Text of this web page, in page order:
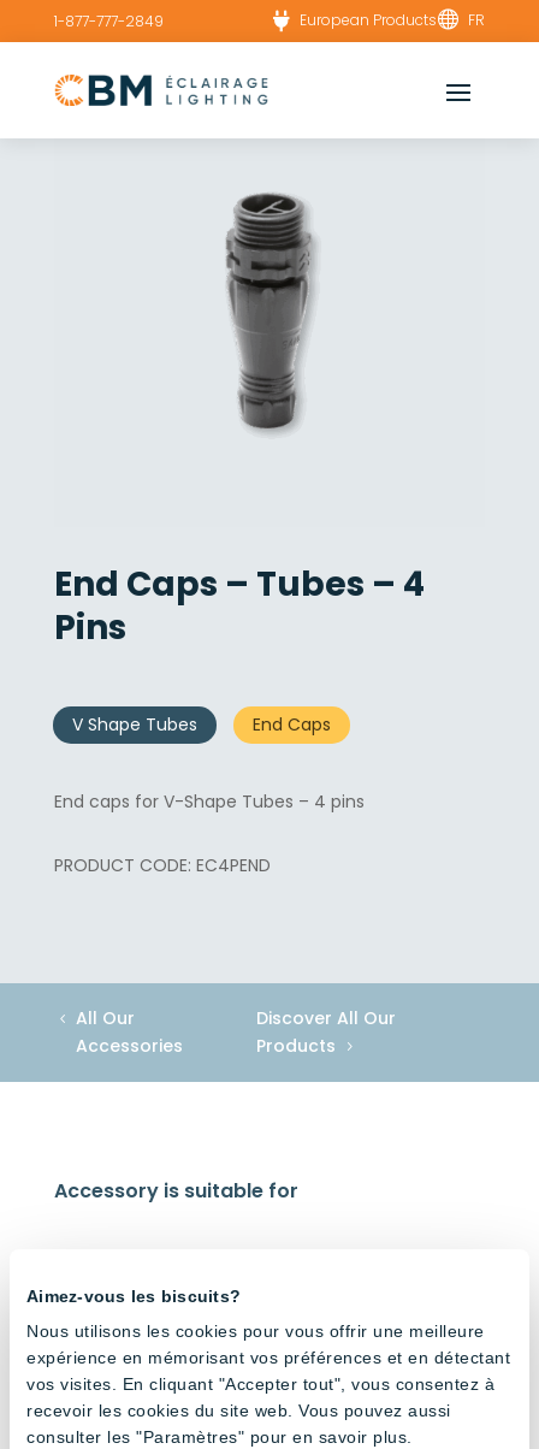
Aimez-vous les biscuits?
Nous utilisons les cookies pour vous offrir une meilleure
expérience en mémorisant vos préférences et en détectant
vos visites. En cliquant "Accepter tout", vous consentez à
recevoir les cookies du site web. Vous pouvez aussi
consulter les "Paramètres" pour en savoir plus.
1-877-777-2849  European Products FR
End Caps – Tubes – 4
Pins
V Shape Tubes End Caps
End caps for V-Shape Tubes – 4 pins
EC4PEND
All Our
Accessories
Discover All Our
Products
Accessory is suitable for
Cage
system
V-
Shape
V-
Shape
Tube –
Red and